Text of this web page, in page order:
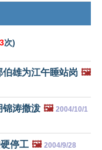
次)
雄为江午睡站岗 🖼️
锦涛撒泼 🖼️ 2004/10/1
停工 🖼️ 2004/9/28